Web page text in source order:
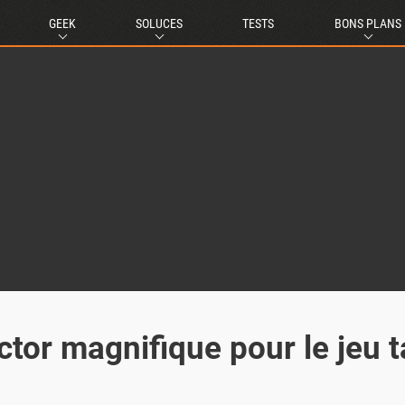
GEEK SOLUCES TESTS BONS PLANS
magnifique pour le jeu